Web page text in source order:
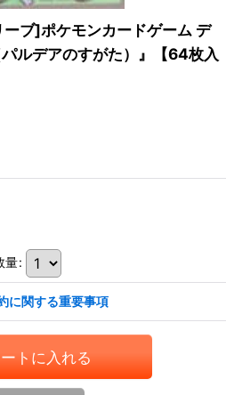
ーブ]ポケモンカードゲーム デ
ルデアのすがた）』【64枚入
量:
に関する重要事項
トに入れる